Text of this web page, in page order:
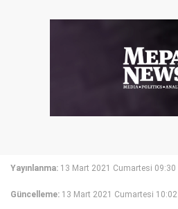
Yayınlanma: 13 Mart 2021 Cumartesi 09:30
Güncelleme: 13 Mart 2021 Cumartesi 10:02